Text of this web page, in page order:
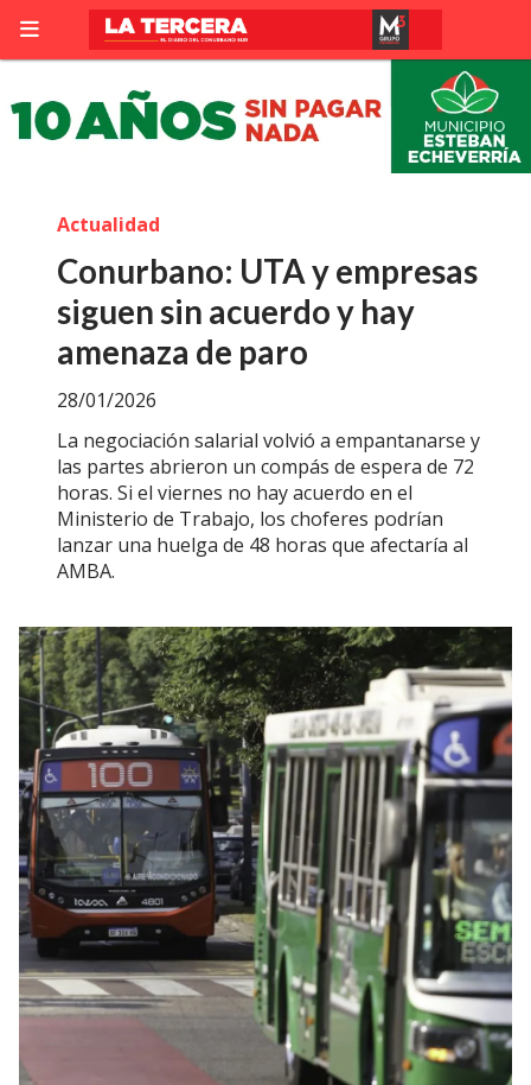
Conurbano: UTA y empresas
siguen sin acuerdo y hay
amenaza de paro
La negociación salarial volvió a empantanarse y
las partes abrieron un compás de espera de 72
horas. Si el viernes no hay acuerdo en el
Ministerio de Trabajo, los choferes podrían
lanzar una huelga de 48 horas que afectaría al
AMBA.
Actualidad
28/01/2026